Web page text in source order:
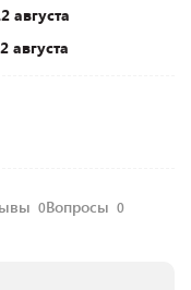
августа
августа
0Вопросы 0